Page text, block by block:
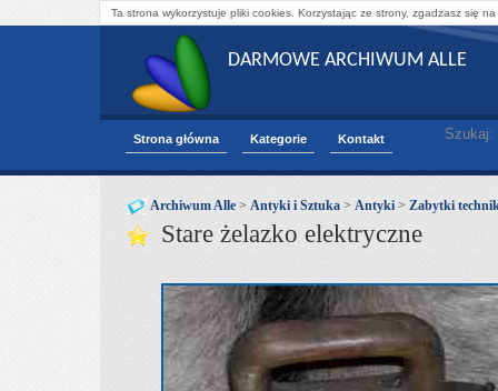
Ta strona wykorzystuje pliki cookies. Korzystając ze strony, zgadzasz się
DARMOWE ARCHIWUM ALLE
Strona główna Kategorie Kontakt Szukaj:
Archiwum Alle > Antyki i Sztuka > Antyki> Zabytki
Stare żelazko elektryczne